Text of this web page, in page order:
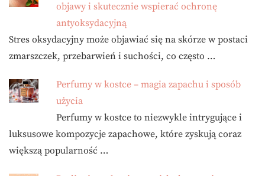
objawy i skutecznie wspierać ochronę
antyoksydacyjną
Stres oksydacyjny może objawiać się na skórze w postaci
zmarszczek, przebarwień i suchości, co często …
Perfumy w kostce – magia zapachu i sposób
użycia
Perfumy w kostce to niezwykle intrygujące i
luksusowe kompozycje zapachowe, które zyskują coraz
większą popularność …